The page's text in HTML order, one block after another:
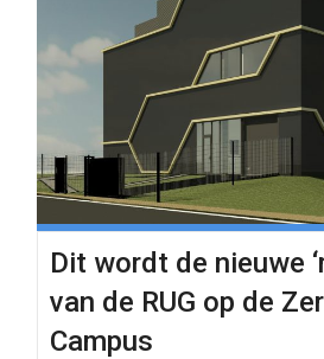
Dit wordt de nieuwe
van de RUG op de
Campus